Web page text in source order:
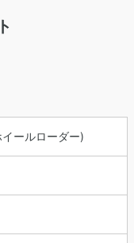
ールローダー)